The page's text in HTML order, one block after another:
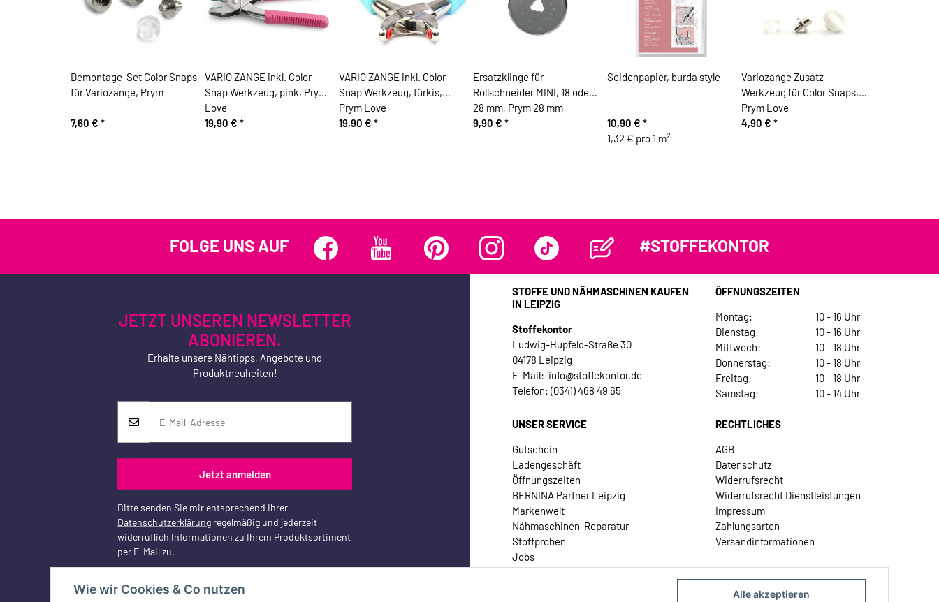
Alle akzeptieren
Wie wir Cookies & Co nutzen
Demontage-Set Color Snaps
für Variozange, Prym
7,60 € *
VARIO ZANGE inkl. Color
Snap Werkzeug, pink, Prym
Love
19,90 € *
VARIO ZANGE inkl. Color
Snap Werkzeug, türkis,
Prym Love
19,90 € *
Ersatzklinge für
Rollschneider MINI, 18 oder
28 mm, Prym 28 mm
9,90 € *
Seidenpapier, burda style
10,90 € *
1,32 € pro 1 m2
Variozange Zusatz-
Werkzeug für Color Snaps,
Prym Love
4,90 € *
FOLGE UNS AUF #STOFFEKONTOR
JETZT UNSEREN NEWSLETTER
ABONIEREN.
Erhalte unsere Nähtipps, Angebote und
Produktneuheiten!
Jetzt anmelden
Bitte senden Sie mir entsprechend Ihrer
Datenschutzerklärung regelmäßig und jederzeit
widerruflich Informationen zu Ihrem Produktsortiment
per E-Mail zu.
STOFFE UND NÄHMASCHINEN KAUFEN
IN LEIPZIG
Stoffekontor
Ludwig-Hupfeld-Straße 30
04178 Leipzig
E-Mail: info@stoffekontor.de
Telefon: (0341) 468 49 65
ÖFFNUNGSZEITEN
Montag:
10 - 16 Uhr
Dienstag:
10 - 16 Uhr
Mittwoch:
10 - 18 Uhr
Donnerstag:
10 - 18 Uhr
Freitag:
10 - 18 Uhr
Samstag:
10 - 14 Uhr
UNSER SERVICE
Gutschein
Ladengeschäft
Öffnungszeiten
BERNINA Partner Leipzig
Markenwelt
Nähmaschinen-Reparatur
Stoffproben
Jobs
Kontakt
RECHTLICHES
AGB
Datenschutz
Widerrufsrecht
Widerrufsrecht Dienstleistungen
Impressum
Zahlungsarten
Versandinformationen